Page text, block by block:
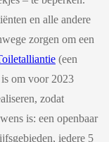
en alle andere
zorgen om een
(een
om voor 2023
zodat
is: een openbaar
iedere 5